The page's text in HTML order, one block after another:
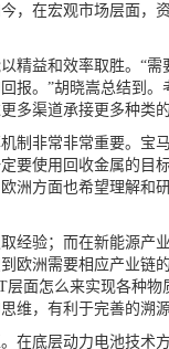
，在宏观市场层面，
益和效率取胜。“需
报。”胡晓嵩总结到
多渠道承接更多种类的
非常非常重要。宝
要使用回收金属的目
洲方面也希望理解和
验；而在新能源产
欧洲需要相应产业链
面怎么来实现各种物
维，有利于完善的溯
底层动力电池技术方